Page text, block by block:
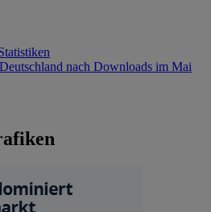
nach Downloads im Mai